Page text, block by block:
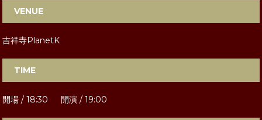
VENUE
吉祥寺PlanetK
TIME
開場 / 18:30 開演 / 19:00